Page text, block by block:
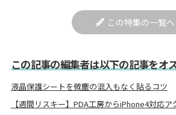
この特集の一覧へ
この記事の編集者は以下の記事をオ
液晶保護シートを微塵の混入もなく貼るコツ
【週間リスキー】PDA工房からiPhone4対応